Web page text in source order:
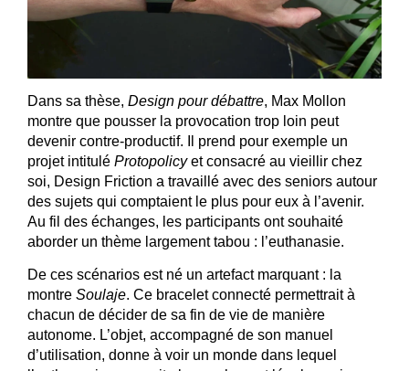
Dans sa thèse, Design pour débattre, Max Mollon
montre que pousser la provocation trop loin peut
devenir contre-productif. Il prend pour exemple un
projet intitulé Protopolicyet consacré au vieillir chez
soi, Design Friction a travaillé avec des seniors autour
des sujets qui comptaient le plus pour eux à l’avenir.
Au fil des échanges, les participants ont souhaité
aborder un thème largement tabou : l’euthanasie.
De ces scénarios est né un artefact marquant : la
montre Soulaje. Ce bracelet connecté permettrait à
chacun de décider de sa fin de vie de manière
autonome. L’objet, accompagné de son manuel
d’utilisation, donne à voir un monde dans lequel